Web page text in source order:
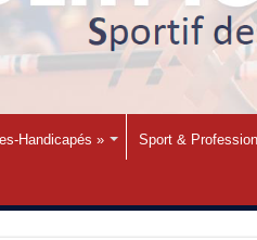
Handicapés » Sport &